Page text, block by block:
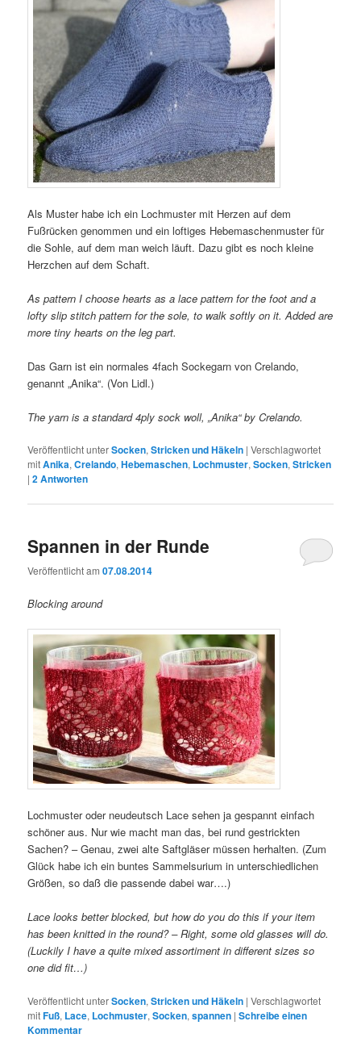
Als Muster habe ich ein Lochmuster mit Herzen auf dem
Fußrücken genommen und ein loftiges Hebemaschenmuster für
die Sohle, auf dem man weich läuft. Dazu gibt es noch kleine
Herzchen auf dem Schaft.
As pattern I choose hearts as a lace pattern for the foot and a
lofty slip stitch pattern for the sole, to walk softly on it. Added are
more tiny hearts on the leg part.
Das Garn ist ein normales 4fach Sockegarn von Crelando,
genannt „Anika“. (Von Lidl.)
The yarn is a standard 4ply sock woll, „Anika“ by Crelando.
Veröffentlicht unterSocken,Stricken und Häkeln |Verschlagwortet
mitAnika,Crelando,Hebemaschen, Lochmuster,Socken,Stricken
|2Antworten
Spannen in der Runde
Veröffentlicht am07.08.2014
Blocking around
Lochmuster oder neudeutsch Lace sehen ja gespannt einfach
schöner aus. Nur wie macht man das, bei rund gestrickten
Sachen? – Genau, zwei alte Saftgläser müssen herhalten. (Zum
Glück habe ich ein buntes Sammelsurium in unterschiedlichen
Größen, so daß die passende dabei war….)
Lace looks better blocked, but how do you do this if your item
has been knitted in the round? – Right, some old glasses will do.
(Luckily I have a quite mixed assortiment in different sizes so
one did fit…)
Veröffentlicht unterSocken,Stricken und Häkeln |Verschlagwortet
mitFuß, Lace, Lochmuster,Socken,spannen |Schreibe einen
Kommentar